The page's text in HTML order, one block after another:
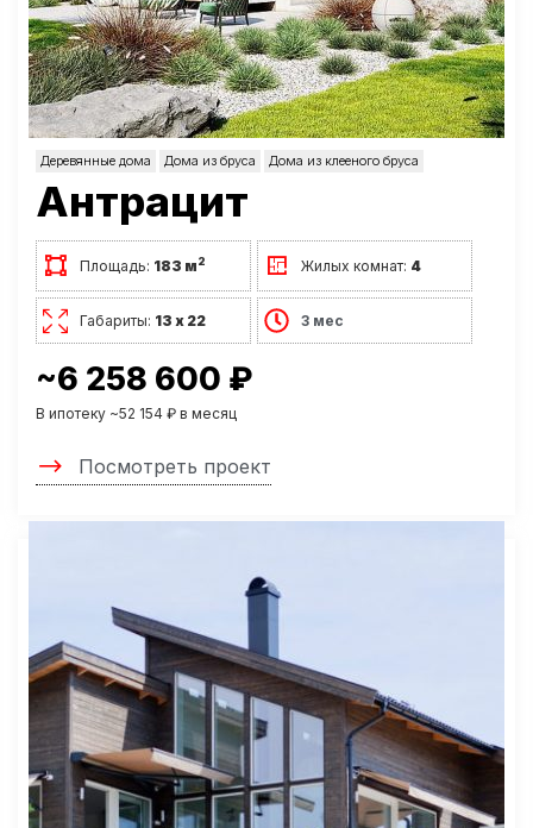
Деревянные дома Дома из бруса Дома из клееного бруса
Антрацит
Площадь: 183 м2 Жилых комнат: 4
Габариты: 13 х 22 3 мес
~6 258 600 ₽
В ипотеку ~52 154 ₽ в месяц
Посмотреть проект